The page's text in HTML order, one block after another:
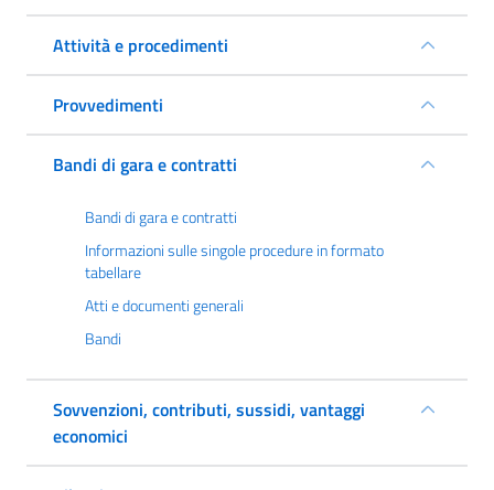
Attività e procedimenti
Provvedimenti
Bandi di gara e contratti
Bandi di gara e contratti
Informazioni sulle singole procedure in formato
tabellare
Atti e documenti generali
Bandi
Sovvenzioni, contributi, sussidi, vantaggi
economici